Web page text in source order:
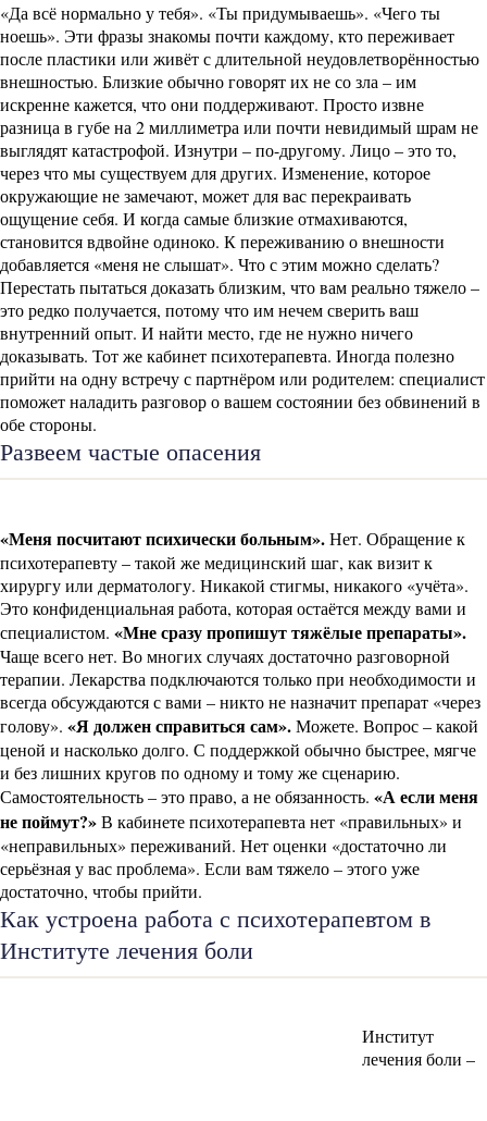
«Да всё нормально у тебя». «Ты придумываешь». «Чего ты
ноешь». Эти фразы знакомы почти каждому, кто переживает
после пластики или живёт с длительной неудовлетворённостью
внешностью. Близкие обычно говорят их не со зла – им
искренне кажется, что они поддерживают. Просто извне
разница в губе на 2 миллиметра или почти невидимый шрам не
выглядят катастрофой. Изнутри – по-другому. Лицо – это то,
через что мы существуем для других. Изменение, которое
окружающие не замечают, может для вас перекраивать
ощущение себя. И когда самые близкие отмахиваются,
становится вдвойне одиноко. К переживанию о внешности
добавляется «меня не слышат». Что с этим можно сделать?
Перестать пытаться доказать близким, что вам реально тяжело –
это редко получается, потому что им нечем сверить ваш
внутренний опыт. И найти место, где не нужно ничего
доказывать. Тот же кабинет психотерапевта. Иногда полезно
прийти на одну встречу с партнёром или родителем: специалист
поможет наладить разговор о вашем состоянии без обвинений в
обе стороны.
Развеем частые опасения
«Меня посчитают психически больным».Нет. Обращение к
психотерапевту – такой же медицинский шаг, как визит к
хирургу или дерматологу. Никакой стигмы, никакого «учёта».
Это конфиденциальная работа, которая остаётся между вами и
специалистом. «Мне сразу пропишут тяжёлые препараты».
Чаще всего нет. Во многих случаях достаточно разговорной
терапии. Лекарства подключаются только при необходимости и
всегда обсуждаются с вами – никто не назначит препарат «через
голову». «Я должен справиться сам».Можете. Вопрос – какой
ценой и насколько долго. С поддержкой обычно быстрее, мягче
и без лишних кругов по одному и тому же сценарию.
Самостоятельность – это право, а не обязанность. «А если меня
не поймут?»В кабинете психотерапевта нет «правильных» и
«неправильных» переживаний. Нет оценки «достаточно ли
серьёзная у вас проблема». Если вам тяжело – этого уже
достаточно, чтобы прийти.
Как устроена работа с психотерапевтом в
Институте лечения боли
Институт
лечения боли –